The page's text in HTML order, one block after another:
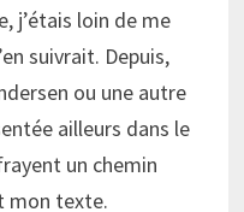
j’étais loin de me
suivrait. Depuis,
ou une autre
ailleurs dans le
un chemin
mon texte.